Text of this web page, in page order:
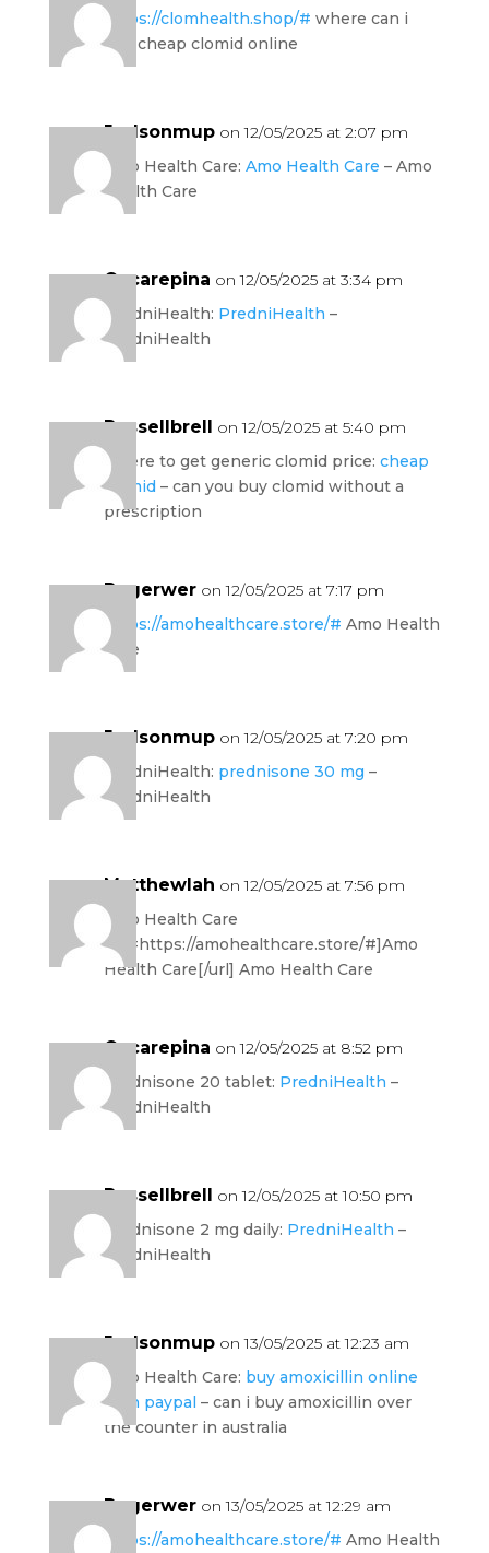
https://clomhealth.shop/# where can i
buy cheap clomid online
Judsonmup on 12/05/2025 at 2:07 pm
Amo Health Care: Amo Health Care – Amo
Health Care
Oscarepina on 12/05/2025 at 3:34 pm
PredniHealth: PredniHealth –
PredniHealth
Russellbrell on 12/05/2025 at 5:40 pm
where to get generic clomid price: cheap
clomid– can you buy clomid without a
prescription
Rogerwer on 12/05/2025 at 7:17 pm
https://amohealthcare.store/# Amo Health
Care
Judsonmup on 12/05/2025 at 7:20 pm
PredniHealth: prednisone 30 mg –
PredniHealth
Matthewlah on 12/05/2025 at 7:56 pm
Amo Health Care
[url=https://amohealthcare.store/#]Amo
Health Care[/url] Amo Health Care
Oscarepina on 12/05/2025 at 8:52 pm
prednisone 20 tablet: PredniHealth –
PredniHealth
Russellbrell on 12/05/2025 at 10:50 pm
prednisone 2 mg daily: PredniHealth –
PredniHealth
Judsonmup on 13/05/2025 at 12:23 am
Amo Health Care: buy amoxicillin online
with paypal – can i buy amoxicillin over
the counter in australia
Rogerwer on 13/05/2025 at 12:29 am
https://amohealthcare.store/# Amo Health